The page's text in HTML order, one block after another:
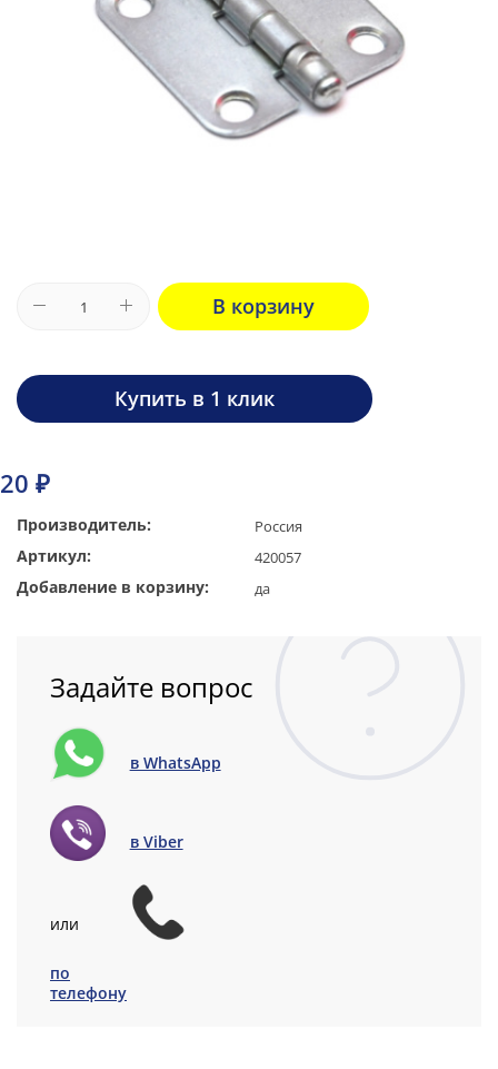
Производитель: Россия
Артикул: 420057
Добавление в корзину: да
20 ₽
В корзину
Купить в 1 клик
Задайте вопрос
в WhatsApp
в Viber
или
по
телефону